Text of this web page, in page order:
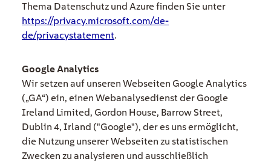
Thema Datenschutz und Azure finden Sie unter
https://privacy.microsoft.com/de-
de/privacystatement.
Google Analytics
Wir setzen auf unseren Webseiten Google Analytics
(„GA“) ein, einen Webanalysedienst der Google
Ireland Limited, Gordon House, Barrow Street,
Dublin 4, Irland ("Google"), der es uns ermöglicht,
die Nutzung unserer Webseiten zu statistischen
Zwecken zu analysieren und ausschließlich